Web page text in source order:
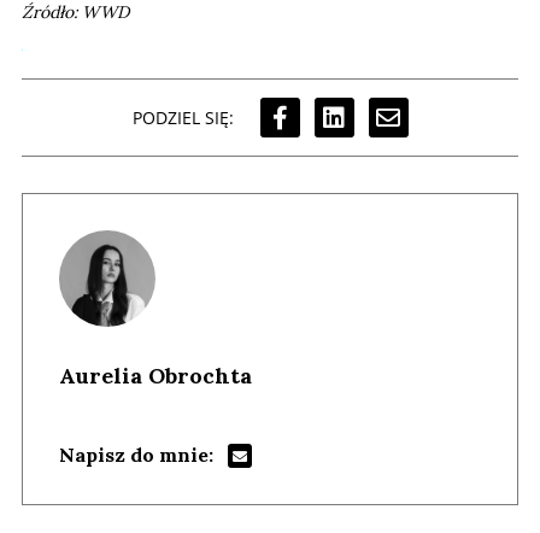
Źródło: WWD
PODZIEL SIĘ:
Aurelia Obrochta
Napisz do mnie: